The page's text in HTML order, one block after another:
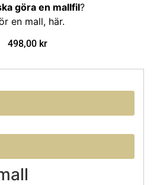
göra en mallfil?
en mall, här.
498,00 kr